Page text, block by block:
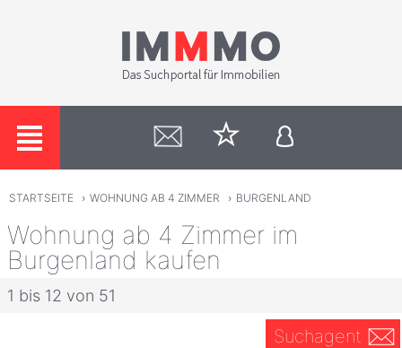
STARTSEITE › WOHNUNG AB 4 ZIMMER › BURGENLAND
Wohnung ab 4 Zimmer im
Burgenland kaufen
1 bis 12 von 51
Suchagent